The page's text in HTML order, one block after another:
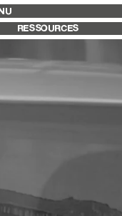
13
2025
2024
2023
RESSOURCES